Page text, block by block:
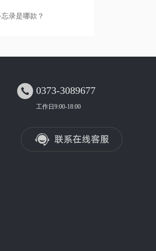
录是哪款？
 0373-3089677
工作日9:00-18:00